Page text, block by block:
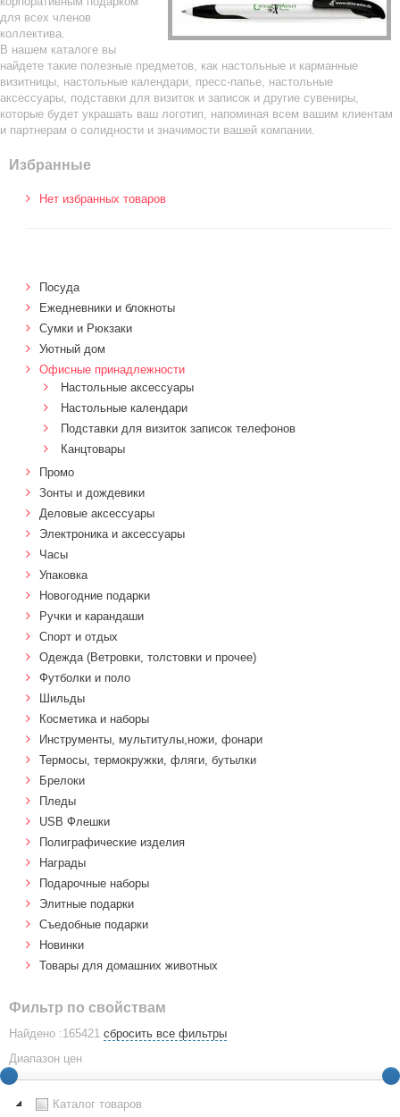
для всех членов
коллектива.
В нашем каталоге вы
найдете такие полезные предметов, как настольные и карманные
визитницы, настольные календари, пресс-папье, настольные
аксессуары, подставки для визиток и записок и другие сувениры,
которые будет украшать ваш логотип, напоминая всем вашим клиентам
и партнерам о солидности и значимости вашей компании.
Избранные
Нет избранных товаров
Посуда
Ежедневники и блокноты
Сумки и Рюкзаки
Уютный дом
Офисные принадлежности
Настольные аксессуары
Настольные календари
Подставки для визиток записок телефонов
Канцтовары
Промо
Зонты и дождевики
Деловые аксессуары
Электроника и аксессуары
Часы
Упаковка
Новогодние подарки
Ручки и карандаши
Спорт и отдых
Одежда (Ветровки, толстовки и прочее)
Футболки и поло
Шильды
Косметика и наборы
Инструменты, мультитулы,ножи, фонари
Термосы, термокружки, фляги, бутылки
Брелоки
Пледы
USB Флешки
Полиграфические изделия
Награды
Подарочные наборы
Элитные подарки
Cъедобные подарки
Новинки
Товары для домашних животных
Фильтр по свойствам
Найдено :165421 сбросить все фильтры
Диапазон цен
Каталог товаров